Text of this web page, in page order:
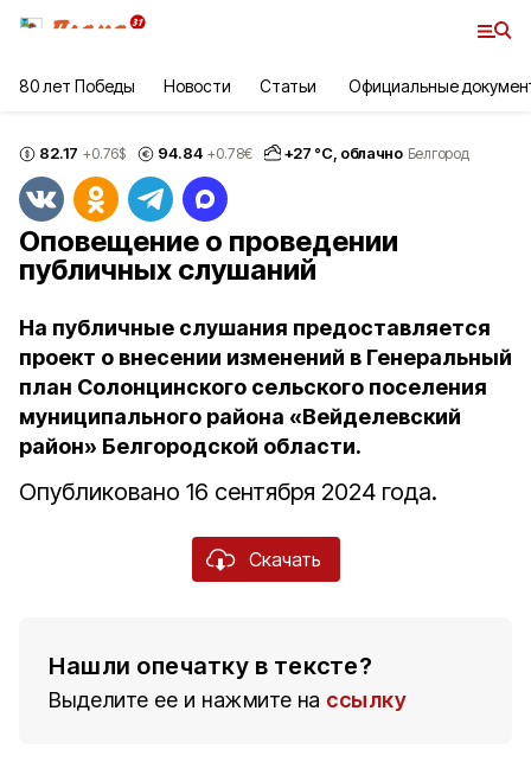
80 лет Победы Новости Статьи Официальные
82.17 +0.76$ 94.84 +0.78€ +27 °С, облачно Белгород
Оповещение о проведении
публичных слушаний
На публичные слушания предоставляется
проект о внесении изменений в Генеральный
план Солонцинского сельского поселения
муниципального района «Вейделевский
район» Белгородской области.
Опубликовано 16 сентября 2024 года.
Скачать
Нашли опечатку в тексте?
Выделите ее и нажмите на ссылку